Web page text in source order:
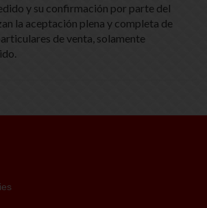
y su confirmación por parte del
la aceptación plena y completa de
de venta, solamente